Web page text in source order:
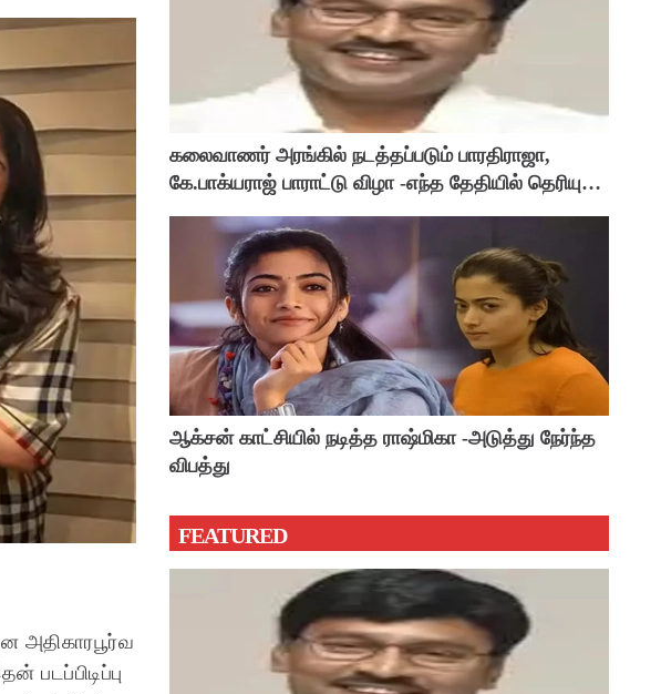
அதிகாரபூர்வ
படப்பிடிப்பு
கலைவாணர் அரங்கில் நடத்தப்படும் பாரதிராஜா,
கே.பாக்யராஜ் பாராட்டு விழா -எந்த தேதியில் தெரியுமா
ஆக்சன் காட்சியில் நடித்த ராஷ்மிகா -அடுத்து நேர்ந்த
விபத்து
FEATURED